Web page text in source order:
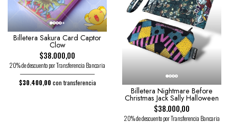
Billetera Sakura Card Captor
Clow
$38.000,00
20% de descuento por Transferencia Bancaria
$30.400,00 con transferencia
Billetera Nightmare Before
Christmas Jack Sally Halloween
$38.000,00
20% de descuento por Transferencia Bancaria